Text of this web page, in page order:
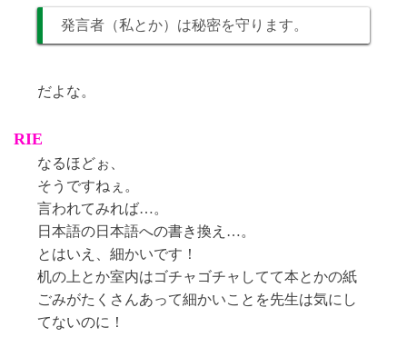
発言者（私とか）は秘密を守ります。
だよな。
RIE
なるほどぉ、
そうですねぇ。
言われてみれば…。
日本語の日本語への書き換え…。
とはいえ、細かいです！
机の上とか室内はゴチャゴチャしてて本とかの紙
ごみがたくさんあって細かいことを先生は気にし
てないのに！